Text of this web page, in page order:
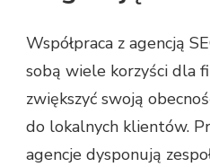
Współpraca z agencją
sobą wiele korzyści dla
zwiększyć swoją
do lokalnych klientów.
agencje dysponują